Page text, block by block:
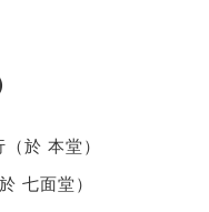
於 本堂）
七面堂）